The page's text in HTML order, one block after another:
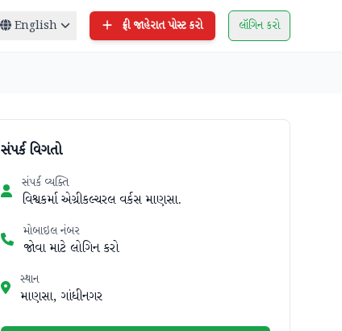
English ફ્રી જાહેરાત પોસ્ટ કરો લૉગિન કરો
સંપર્ક વિગતો
સંપર્ક વ્યક્તિ
વિશ્વકર્મા એગ્રીકલ્ચરલ વર્કસ માણસા.
મોબાઇલ નંબર
જોવા માટે લોગિન કરો
સ્થાન
માણસા, ગાંધીનગર